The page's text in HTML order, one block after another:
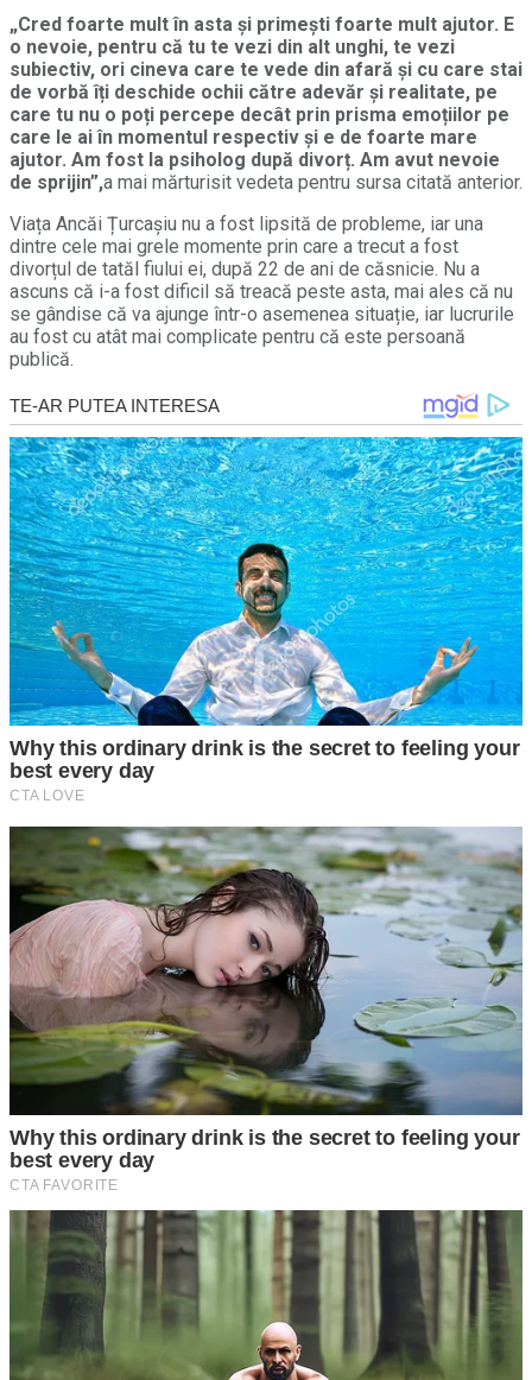
„Cred foarte mult în asta și primești foarte mult ajutor. E
o nevoie, pentru că tu te vezi din alt unghi, te vezi
subiectiv, ori cineva care te vede din afară și cu care stai
de vorbă îți deschide ochii către adevăr și realitate, pe
care tu nu o poți percepe decât prin prisma emoțiilor pe
care le ai în momentul respectiv și e de foarte mare
ajutor. Am fost la psiholog după divorț. Am avut nevoie
de sprijin”,a mai mărturisit vedeta pentru sursa citată anterior.
Viața Ancăi Țurcașiu nu a fost lipsită de probleme, iar una
dintre cele mai grele momente prin care a trecut a fost
divorțul de tatăl fiului ei, după 22 de ani de căsnicie. Nu a
ascuns că i-a fost dificil să treacă peste asta, mai ales că nu
se gândise că va ajunge într-o asemenea situație, iar lucrurile
au fost cu atât mai complicate pentru că este persoană
publică.